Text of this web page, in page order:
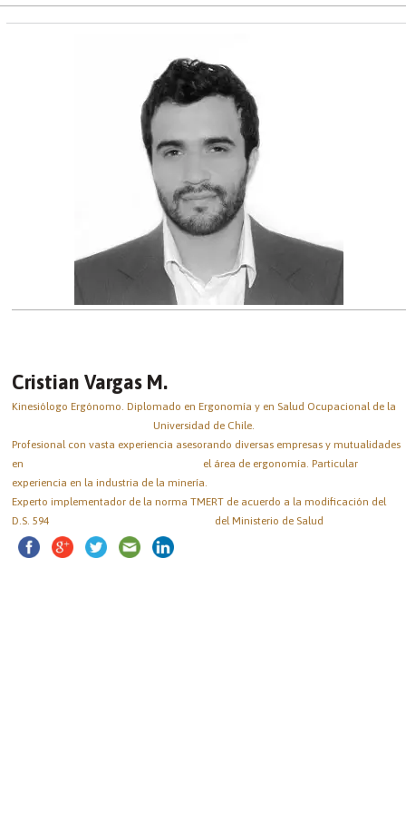
Cristian Vargas M.
Kinesiólogo Ergónomo. Diplomado en Ergonomía y en Salud Ocupacional de la
Universidad de Chile.
Profesional con vasta experiencia asesorando diversas empresas y mutualidades
en el área de ergonomía. Particular
experiencia en la industria de la minería.
Experto implementador de la norma TMERT de acuerdo a la modificación del
D.S. 594 del Ministerio de Salud